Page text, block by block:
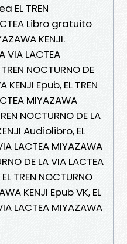
EL TREN
Libro gratuito
KENJI.
VIA LACTEA
NOCTURNO DE
KENJI Epub, EL TREN
MIYAZAWA
NOCTURNO DE LA
Audiolibro, EL
LACTEA MIYAZAWA
DE LA VIA LACTEA
TREN NOCTURNO
KENJI Epub VK, EL
LACTEA MIYAZAWA